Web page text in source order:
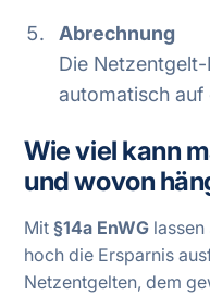
Abrechnung
Die
automatisch
Wie viel kann
und wovon
Mit§14a EnWG
hoch die Ersparnis
Netzentgelten, dem